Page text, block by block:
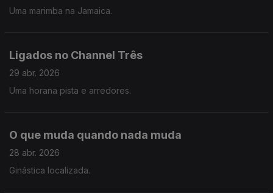
Uma marimba na Jamaica.
Ligados no Channel Três
29 abr. 2026
Uma horana pista e arredores.
O que muda quando nada muda
28 abr. 2026
Ginástica localizada.